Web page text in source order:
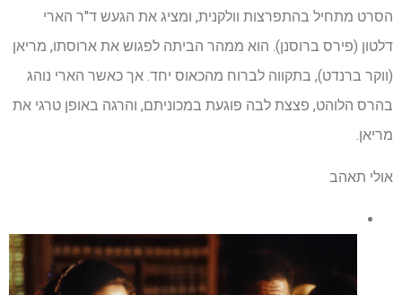
הסרט מתחיל בהתפרצות וולקנית, ומציג את הגעש ד"ר הארי
דלטון (פירס ברוסנן). הוא ממהר הביתה לפגוש את ארוסתו, מריאן
(ווקר ברנדט), בתקווה לברוח מהכאוס יחד. אך כאשר הארי נוהג
בהרס הלוהט, פצצת לבה פוגעת במכוניתם, והרגה באופן טרגי את
מריאן.
אולי תאהב